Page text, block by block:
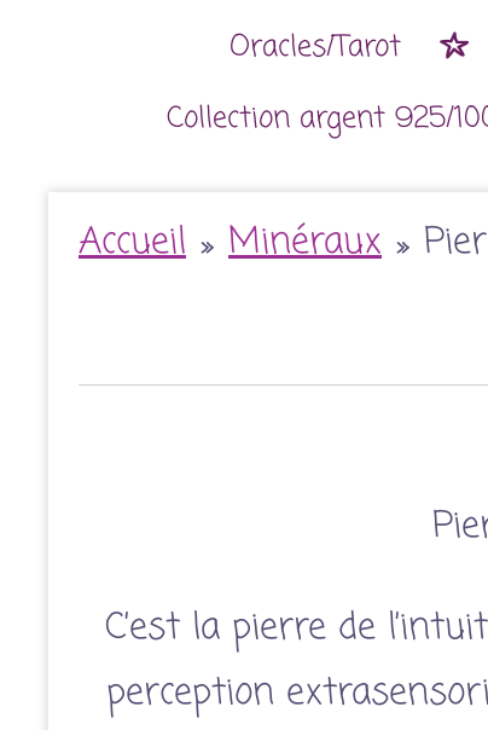
Oracles/Tarot
Collection argent 925/
Accueil » Minéraux »
C’est la pierre de
perception